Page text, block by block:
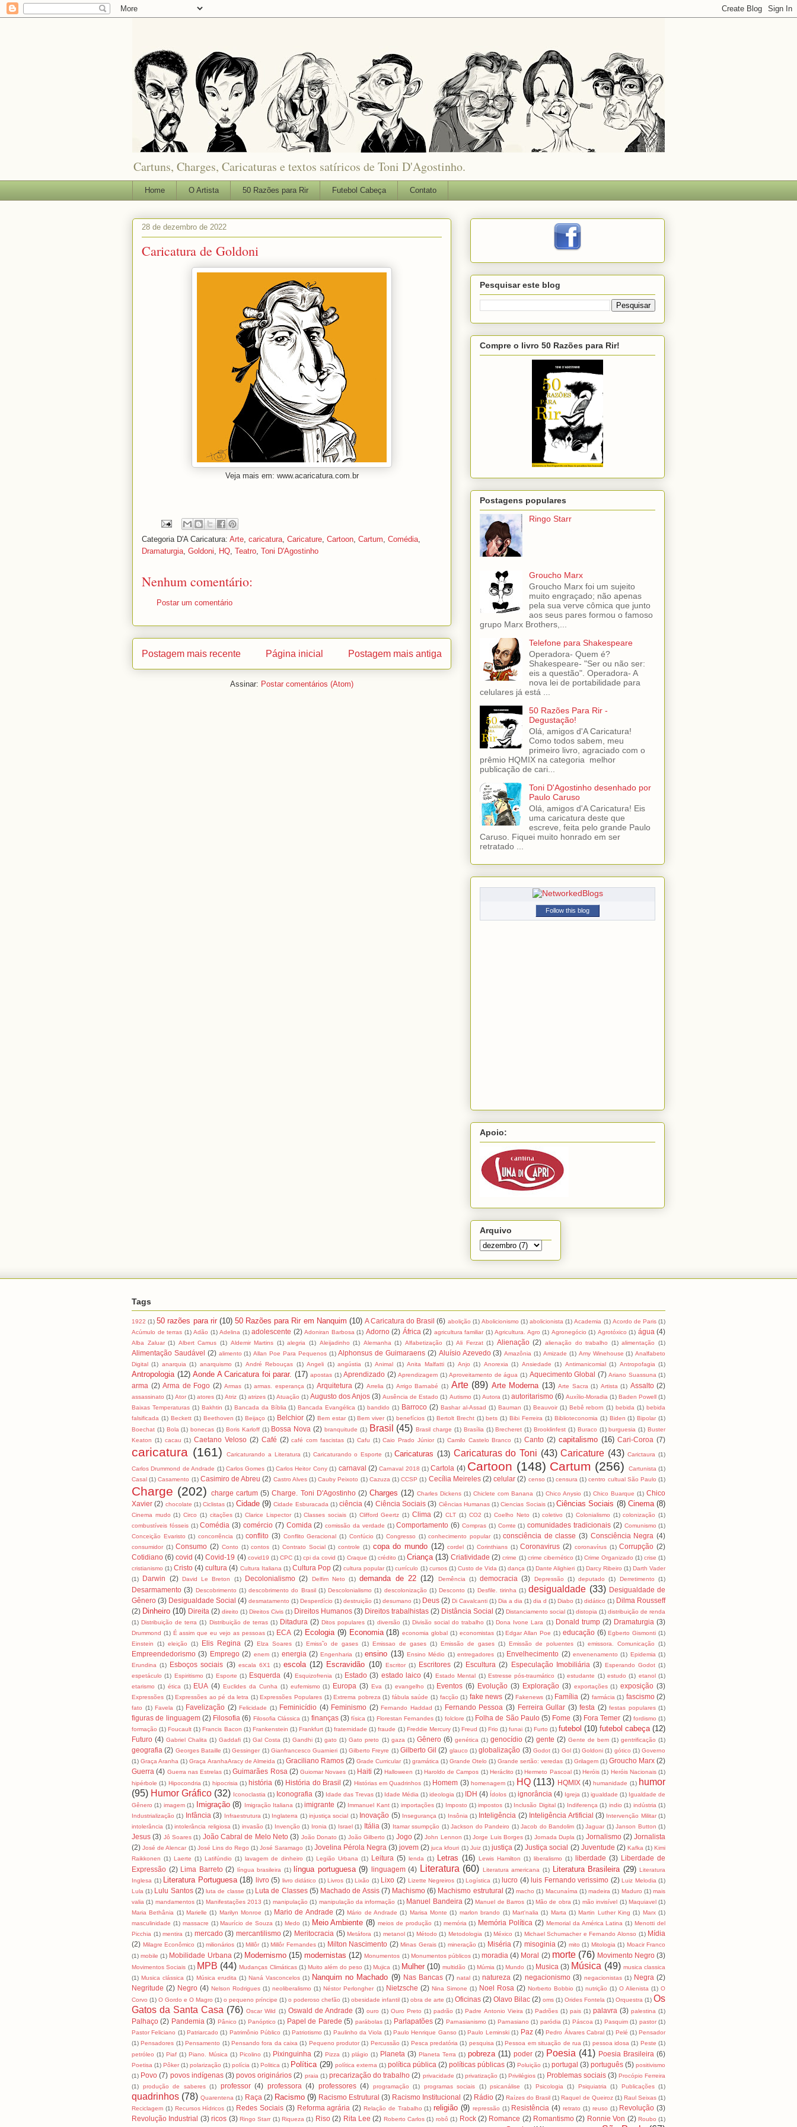
Cartuns, Charges, Caricaturas e textos satíricos de Toni D'Agostinho.
Home O Artista 50 Razões para Rir Futebol Cabeça Contato
28 de dezembro de 2022
Caricatura de Goldoni
Veja mais em: www.acaricatura.com.br
Categoria D'A Caricatura: Arte caricatura Caricature Cartoon Cartum Comédia
Dramaturgia Goldoni HQ Teatro Toni D'Agostinho
Nenhum comentário:
Postar um comentário
Postagem mais recente Postagem mais antiga
Página inicial
Assinar: Postar comentários (Atom)
Pesquisar este blog
Compre o livro 50 Razões para Rir!
Postagens populares
Ringo Starr
Groucho Marx
Groucho Marx foi um sujeito
muito engraçado; não apenas
pela sua verve cômica que junto
aos seus pares formou o famoso
grupo Marx Brothers,...
Telefone para Shakespeare
Operadora- Quem é?
Shakespeare- "Ser ou não ser:
eis a questão". Operadora- A
nova lei de portabilidade para
celulares já está ...
50 Razões Para Rir -
Degustação!
Olá, amigos d'A Caricatura!
Como todos sabem, meu
primeiro livro, agraciado com o
prêmio HQMIX na categoria melhor
publicação de cari...
Toni D'Agostinho desenhado por
Paulo Caruso
Olá, amigos d'A Caricatura! Eis
uma caricatura deste que
escreve, feita pelo grande Paulo
Caruso. Fiquei muito honrado em ser
retratado ...
Follow this blog
Apoio:
Arquivo
Tags
1922 (1) 50 razões para rir (10) 50 Razões para Rir em Nanquim (10) A Caricatura do Brasil (6) abolição (1) Abolicionismo (1) abolicionista (1) Academia (1) Acordo de Paris (1)
Acúmulo de terras (1) Adão (1) Adelina (1) adolescente (2) Adoniran Barbosa (1) Adorno (2) África (2) agricultura familiar (1) Agricultura. Agro (1) Agronegócio (1) Agrotóxico (1) água (4)
Alba Zaluar (1) Albert Camus (1) Aldemir Martins (1) alegria (1) Aleijadinho (1) Alemanha (1) Alfabetização (1) Ali Ferzat (1) Alienação (2) alienação do trabalho (1) alimentação (1)
Alimentação Saudável (2) alimento (1) Allan Poe Para Pequenos (1) Alphonsus de Guimaraens (2) Aluísio Azevedo (3) Amazônia (1) Amizade (1) Amy Winehouse (1) Analfabeto
Digital (1) anarquia (1) anarquismo (1) André Rebouças (1) Angeli (1) angústia (1) Animal (1) Anita Malfatti (1) Anjo (1) Anorexia (1) Ansiedade (1) Antimanicomial (1) Antropofagia (1)
Antropologia (12) Aonde A Caricatura foi parar. (17) apostas (1) Aprendizado (2) Aprendizagem (1) Aproveitamento de água (1) Aquecimento Global (7) Ariano Suassuna (1)
arma (2) Arma de Fogo (2) Armas (1) armas. esperança (1) Arquitetura (2) Arrelia (1) Arrigo Barnabé (1) Arte (89) Arte Moderna (13) Arte Sacra (1) Artista (1) Assalto (2)
assassinato (1) Ator (1) atores (1) Atriz (1) atrizes (1) Atuação (1) Augusto dos Anjos (3) Ausência de Estado (1) Autismo (1) Autora (1) autoritarismo (6) Auxílio-Moradia (1) Baden Powell (1)
Baixas Temperaturas (1) Bakhtin (1) Bancada da Bíblia (1) Bancada Evangélica (1) bandido (1) Barroco (2) Bashar al-Assad (1) Bauman (1) Beauvoir (1) Bebê reborn (1) bebida (1) bebida
falsificada (1) Beckett (1) Beethoven (1) Beijaço (1) Belchior (2) Bem estar (1) Bem viver (1) benefícios (1) Bertolt Brecht (1) bets (1) Bibi Ferreira (1) Biblioteconomia (1) Biden (1) Bipolar (1)
Boechat (1) Bola (1) bonecas (1) Boris Karloff (1) Bossa Nova (2) branquitude (1) Brasil (45) Brasil charge (1) Brasília (1) Brecheret (1) Brooklinfest (1) Buraco (1) burguesia (1) Buster
Keaton (1) cacau (1) Caetano Veloso (2) Café (2) café com fascistas (1) Cafu (1) Caio Prado Júnior (1) Camilo Castelo Branco (1) Canto (2) capitalismo (16) Cari-Coroa (7)
caricatura (161) Caricaturando a Literatura (1) Caricaturando o Esporte (1) Caricaturas (13) Caricaturas do Toni (43) Caricature (43) Carictaura (1)
Carlos Drummond de Andrade (1) Carlos Gomes (1) Carlos Heitor Cony (1) carnaval (2) Carnaval 2018 (1) Cartola (4) Cartoon (148) Cartum (256) Cartunista (1)
Casal (1) Casamento (1) Casimiro de Abreu (2) Castro Alves (1) Cauby Peixoto (1) Cazuza (1) CCSP (1) Cecília Meireles (2) celular (2) censo (1) censura (1) centro cultual São Paulo (1)
Charge (202) charge cartum (5) Charge. Toni D'Agostinho (2) Charges (12) Charles Dickens (1) Chiclete com Banana (1) Chico Anysio (1) Chico Buarque (1) Chico
Xavier (2) chocolate (1) Ciclistas (1) Cidade (9) Cidade Esburacada (1) ciência (4) Ciência Sociais (3) Ciências Humanas (1) Ciencias Sociais (1) Ciências Sociais (8) Cinema (8)
Cinema mudo (1) Circo (1) citações (1) Clarice Lispector (1) Classes sociais (1) Clifford Geertz (1) Clima (2) CLT (1) CO2 (1) Coelho Neto (1) coletivo (1) Colonialismo (1) colonização (1)
combustíveis fósseis (1) Comédia (3) comércio (7) Comida (2) comissão da verdade (1) Comportamento (6) Compras (1) Comte (1) comunidades tradicionais (2) Comunismo (1)
Conceição Evaristo (1) concorrência (1) conflito (3) Conflito Geracional (1) Confúcio (1) Congresso (1) conhecimento popular (1) consciência de classe (3) Consciência Negra (4)
consumidor (1) Consumo (2) Conto (1) contos (1) Contrato Social (1) controle (1) copa do mundo (12) cordel (1) Corinthians (1) Coronavirus (2) coronavírus (1) Corrupção (2)
Cotidiano (6) covid (4) Covid-19 (4) covid19 (1) CPC (1) cpi da covid (1) Craque (1) crédito (1) Criança (13) Criatividade (2) crime (1) crime cibernético (1) Crime Organizado (1) crise (1)
cristianismo (1) Cristo (4) cultura (4) Cultura Italiana (1) Cultura Pop (2) cultura popular (1) currículo (1) cursos (1) Custo de Vida (1) dança (1) Dante Alighieri (1) Darcy Ribeiro (1) Darth Vader
(1)
Darwin (2) David Le Breton (1) Decolonialismo (2) Delfim Neto (1) demanda de 22 (12) Demência (1) democracia (3) Depressão (1) deputado (1) Derretimento (1)
Desarmamento (3) Descobrimento (1) descobrimento do Brasil (1) Descolonialismo (1) descolonização (1) Desconto (1) Desfile. tirinha (1) desigualdade (33) Desigualdade de
Gênero (3) Desigualdade Social (4) desmatamento (1) Desperdício (1) destruição (1) desumano (1) Deus (2) Di Cavalcanti (1) Dia a dia (1) dia d (1) Diabo (1) didático (1) Dilma Rousseff
(2) Dinheiro (10) Direita (2) direito (1) Direitos Civis (1) Direitos Humanos (3) Direitos trabalhistas (2) Distância Social (2) Distanciamento social (1) distopia (1) distribuição de renda
(1) Distribuição de terra (1) Distribuição de terras (1) Ditadura (2) Ditos populares (1) diversão (1) Divisão social do trabalho (1) Dona Ivone Lara (1) Donald trump (2) Dramaturgia (3)
Drummond (1) É assim que eu vejo as pessoas (1) ECA (2) Ecologia (9) Economia (18) economia global (1) economistas (1) Edgar Allan Poe (1) educação (6) Egberto Gismonti (1)
Einstein
(1) eleição (1) Elis Regina (2) Elza Soares (1) Emiss˜o de gases (1) Emissao de gases (1) Emissão de gases (1) Emissão de poluentes (1) emissora. Comunicação (1)
Empreendedorismo (3) Emprego (2) enem (1) energia (2) Engenharia (1) ensino (13) Ensino Médio (1) entregadores (1) Envelhecimento (2) envenenamento (1) Epidemia (1)
Erundina (1) Esboços sociais (3) escala 6X1 (1) escola (12) Escravidão (10) Escritor (1) Escritores (2) Escultura (2) Especulação Imobiliária (3) Esperando Godot (1)
espetáculo (1) Espiritismo (1) Esporte (1) Esquerda (4) Esquizofrenia (1) Estado (3) estado laico (4) Estado Mental (1) Estresse pós-traumático (1) estudante (1) estudo (1) etanol (1)
etarismo (1) ética (1) EUA (4) Euclides da Cunha (1) eufemismo (1) Europa (3) Eva (1) evangelho (1) Eventos (6) Evolução (3) Exploração (3) exportações (1) exposição (3)
Expressões (1) Expressões ao pé da letra (1) Expressões Populares (1) Extrema pobreza (1) fábula saúde (1) facção (1) fake news (2) Fakenews (1) Família (2) farmácia (1) fascismo (2)
fato (1) Favela (1) Favelização (2) Felicidade (1) Feminicídio (4) Feminismo (2) Fernando Haddad (1) Fernando Pessoa (3) Ferreira Gullar (3) festa (2) festas populares (1)
figuras de linguagem (2) Filosofia (6) Filosofia Clássica (1) finanças (3) física (1) Florestan Fernandes (1) folclore (1) Folha de São Paulo (5) Fome (3) Fora Temer (2) fordismo (1)
formação (1) Foucault (1) Francis Bacon (1) Frankenstein (1) Frankfurt (1) fraternidade (1) fraude (1) Freddie Mercury (1) Freud (1) Frio (1) funai (1) Furto (1) futebol (10) futebol cabeça (12)
Futuro (4) Gabriel Chalita (1) Gaddafi (1) Gal Costa (1) Gandhi (1) gato (1) Gato preto (1) gaza (1) Gênero (6) genética (1) genocídio (2) gente (2) Gente de bem (1) gentrificação (1)
geografia (2) Georges Bataille (1) Gessinger (1) Gianfrancesco Guarnieri (1) Gilberto Freyre (1) Gilberto Gil (2) glauco (1) globalização (3) Godot (1) Gol (1) Goldoni (1) gótico (1) Governo
(1) Graça Aranha (1) Graça AranhaAracy de Almeida (1) Graciliano Ramos (2) Grade Curricular (1) gramática (1) Grande Otelo (1) Grande sertão: veredas (1) Grilagem (1) Groucho Marx (2)
Guerra (4) Guerra nas Estrelas (1) Guimarães Rosa (2) Guiomar Novaes (1) Haiti (2) Halloween (1) Haroldo de Campos (1) Heráclito (1) Hermeto Pascoal (1) Heróis (1) Heróis Nacionais (1)
hipérbole (1) Hipocondria (1) hipocrisia (1) história (6) História do Brasil (2) Histórias em Quadrinhos (1) Homem (3) homenagem (1) HQ (113) HQMIX (4) humanidade (1) humor
(95) Humor Gráfico (32) Iconoclastia (1) Iconografia (3) Idade das Trevas (1) Idade Média (1) ideologia (1) IDH (4) Ídolos (1) ignorância (4) Igreja (1) igualdade (1) Igualdade de
Gênero (1) imagem (1) Imigração (8) Imigração Italiana (1) imigrante (2) Immanuel Kant (1) importações (1) Imposto (1) impostos (1) Inclusão Digital (1) Indiferença (1) indio (1) indústria (1)
Industrialização (1) Infância (3) Infraestrutura (1) Inglaterra (1) injustiça social (1) Inovação (5) Insegurança (1) Insônia (1) Inteligência (2) Inteligência Artificial (3) Intervenção Militar (1)
intolerância (1) intolerância religiosa (1) invasão (1) Invenção (1) Ironia (1) Israel (1) Itália (3) Itamar ssumpção (1) Jackson do Pandeiro (1) Jacob do Bandolim (1) Jaguar (1) Janson Button (1)
Jesus (3) Jô Soares (1) João Cabral de Melo Neto (3) João Donato (1) João Gilberto (1) Jogo (2) John Lennon (1) Jorge Luis Borges (1) Jornada Dupla (1) Jornalismo (2) Jornalista
(2) José de Alencar (1) José Lins do Rego (1) José Saramago (1) Jovelina Pérola Negra (3) jovem (2) juca kfouri (1) Juiz (1) justiça (2) Justiça social (2) Juventude (2) Kafka (1) Kimi
Raikkonen (1) Laerte (1) Latifúndio (1) lavagem de dinheiro (1) Legião Urbana (1) Leitura (5) lenda (1) Letras (16) Lewis Hamilton (1) liberalismo (1) liberdade (3) Liberdade de
Expressão (2) Lima Barreto (2) língua brasileira (1) língua portuguesa (9) linguagem (4) Literatura (60) Literatura americana (1) Literatura Brasileira (29) Literatura
Inglesa (1) Literatura Portuguesa (18) livro (5) livro didático (1) Livros (1) Lixão (1) Lixo (2) Lizette Negreiros (1) Logística (1) lucro (4) luis Fernando verissimo (2) Luiz Melodia (1)
Lula (1) Lulu Santos (2) luta de classe (1) Luta de Classes (5) Machado de Assis (7) Machismo (6) Machismo estrutural (2) macho (1) Macunaíma (1) madeira (1) Maduro (1) mais
valia (1) mandamentos (1) Manifestações 2013 (1) manipulação (1) manipulação da informação (1) Manuel Bandeira (2) Manuel de Barros (1) Mão de obra (1) mão invisível (1) Maquiavel (1)
Maria Bethânia (1) Marielle (1) Marilyn Monroe (1) Mario de Andrade (2) Mário de Andrade (1) Marisa Monte (1) marlon brando (1) Mart'nalia (1) Marta (1) Martin Luther King (1) Marx (1)
masculinidade (1) massacre (1) Maurício de Souza (1) Medo (1) Meio Ambiente (8) meios de produção (1) memória (1) Memória Política (2) Memorial da América Latina (1) Menotti del
Picchia (1) mentira (1) mercado (3) mercantilismo (2) Meritocracia (5) Metáfora (1) metanol (1) Método (1) Metodologia (1) México (1) Michael Schumacher e Fernando Alonso (1) Mídia
(2) Milagre Econômico (1) milionários (1) Millôr (1) Millôr Fernandes (1) Milton Nascimento (2) Minas Gerais (1) mineração (1) Miséria (7) misoginia (2) mito (1) Mitologia (1) Moacir Franco
(1) mobile (1) Mobilidade Urbana (2) Modernismo (15) modernistas (12) Monumentos (1) Monumentos públicos (1) moradia (4) Moral (2) morte (76) Movimento Negro (3)
Movimentos Sociais (1) MPB (44) Mudanças Climáticas (1) Muito além do peso (1) Mujica (1) Mulher (10) multidão (1) Múmia (1) Mundo (1) Musica (3) Música (49) musica classica
(1) Musica clássica (1) Música erudita (1) Naná Vasconcelos (1) Nanquim no Machado (9) Nas Bancas (7) natal (1) natureza (2) negacionismo (3) negacionistas (1) Negra (2)
Negritude (2) Negro (4) Nelson Rodrigues (1) neoliberalismo (1) Néstor Perlongher (1) Nietzsche (2) Nina Simone (1) Noel Rosa (2) Norberto Bobbio (1) nutrição (1) O Alienista (1) O
Corvo (1) O Gordo e O Magro (1) o pequeno príncipe (1) o poderoso chefão (1) obesidade infantil (1) obra de arte (1) Oficinas (2) Olavo Bilac (2) oms (1) Orides Fontela (1) Orquestra (1) Os
Gatos da Santa Casa (76) Oscar Wild (1) Oswald de Andrade (3) ouro (1) Ouro Preto (1) padrão (1) Padre Antonio Vieira (1) Padrões (1) pais (1) palavra (3) palestina (1)
Palhaço (2) Pandemia (3) Pânico (1) Panóptico (1) Papel de Parede (5) parábolas (1) Parlapatões (2) Parnasianismo (1) Parnasiano (1) paródia (1) Páscoa (1) Pasquim (1) pastor (1)
Pastor Feliciano (1) Patriarcado (1) Patrimônio Público (1) Patriotismo (1) Paulinho da Viola (1) Paulo Henrique Ganso (1) Paulo Leminski (1) Paz (4) Pedro Álvares Cabral (1) Pelé (1) Pensador
(1) Pensadores (1) Pensamento (1) Pensando fora da caixa (1) Pequeno produtor (1) Percussão (1) Pesca predatória (1) pesquisa (1) Pessoa em situação de rua (1) pessoa idosa (1) Peste (1)
petróleo (1) Piaf (1) Piano. Música (1) Picolino (1) Pixinguinha (2) Pizza (1) plágio (1) Planeta (3) Planeta Terra (1) pobreza (11) poder (2) Poesia (41) Poesia Brasileira (6)
Poetisa (1) Pôker (1) polarização (1) polícia (1) Politica (1) Política (29) política externa (1) política pública (2) políticas públicas (3) Poluição (1) portugal (3) português (5) positivismo
(1) Povo (7) povos indígenas (3) povos originários (2) praia (1) precarização do trabalho (2) privacidade (1) privatização (1) Privilégios (1) Problemas sociais (3) Procópio Ferreira
(1)
produção de saberes (1) professor (4) professora (4) professores (4) programação (1) programas sociais (1) psicanálise (1) Psicologia (1) Psiquiatria (1) Publicações (1)
quadrinhos (78) Quarentena (1) Raça (2) Racismo (9) Racismo Estrutural (3) Racismo Institucional (2) Rádio (2) Raízes do Brasil (1) Raquel de Queiroz (1) Raul Seixas (1)
Reciclagem (1) Recursos Hídricos (1) Redes Sociais (3) Reforma agrária (2) Relação de Trabalho (1) religião (9) repressão (1) Resistência (4) retrato (1) reuso (1) Revolução (3)
Revolução Industrial (3) ricos (3) Ringo Starr (1) Riqueza (1) Riso (2) Rita Lee (2) Roberto Carlos (1) robô (1) Rock (2) Romance (2) Romantismo (2) Ronnie Von (2) Roubo (1)